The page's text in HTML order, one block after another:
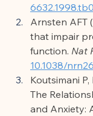
Arnsten AFT
that impair
function. Nat
10.1038/
Koutsimani
The
and Anxiety: